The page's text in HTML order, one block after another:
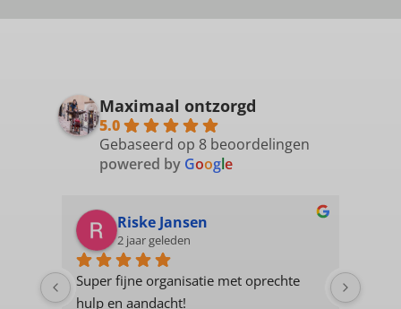
Maximaal ontzorgd
5.0
Gebaseerd op 8 beoordelingen
powered by Google
Riske Jansen
2 jaar geleden
Super fijne organisatie met oprechte
hulp en aandacht!